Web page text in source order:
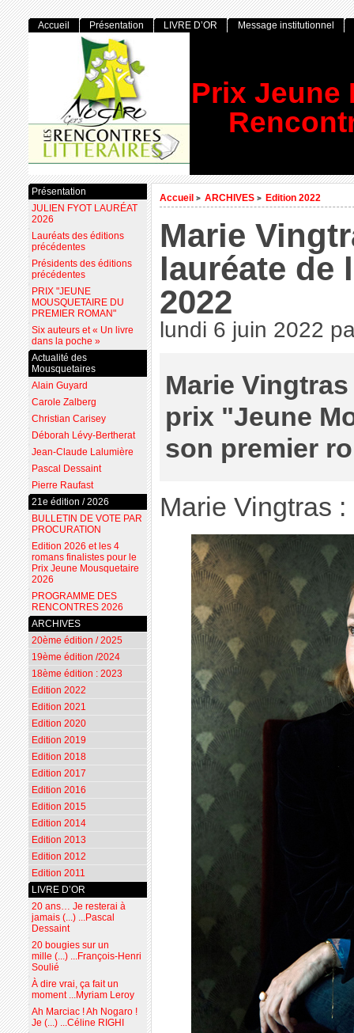
Prix Jeune
Accueil > ARCHIVES > Edition 2022
Marie
lauréate de
2022
lundi 6 juin 2022
Marie
prix "Jeune
son premier
Marie Vingtras :
Accueil Présentation LIVRE D’OR Message institutionnel
Présentation
JULIEN FYOT LAURÉAT
2026
Lauréats des éditions
précédentes
Présidents des éditions
précédentes
PRIX "JEUNE
MOUSQUETAIRE DU
PREMIER ROMAN"
Six auteurs et « Un livre
dans la poche »
Actualité des
Mousquetaires
Alain Guyard
Carole Zalberg
Christian Carisey
Déborah Lévy-Bertherat
Jean-Claude Lalumière
Pascal Dessaint
Pierre Raufast
21e édition / 2026
BULLETIN DE VOTE PAR
PROCURATION
Edition 2026 et les 4
romans finalistes pour le
Prix Jeune Mousquetaire
2026
PROGRAMME DES
RENCONTRES 2026
ARCHIVES
20ème édition / 2025
19ème édition /2024
18ème édition : 2023
Edition 2022
Edition 2021
Edition 2020
Edition 2019
Edition 2018
Edition 2017
Edition 2016
Edition 2015
Edition 2014
Edition 2013
Edition 2012
Edition 2011
LIVRE D’OR
20 ans… Je resterai à
jamais (...) ...Pascal
Dessaint
20 bougies sur un
mille (...) ...François-Henri
Soulié
À dire vrai, ça fait un
moment ...Myriam Leroy
Ah Marciac ! Ah Nogaro !
Je (...) ...Céline RIGHI